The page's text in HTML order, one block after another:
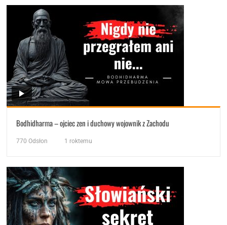
Bodhidharma – ojciec zen i duchowy wojownik z Zachodu
770 Odsłon 1 roktemu